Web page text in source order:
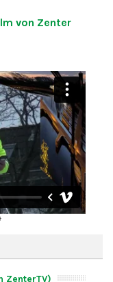
von Zenter
ZenterTV)